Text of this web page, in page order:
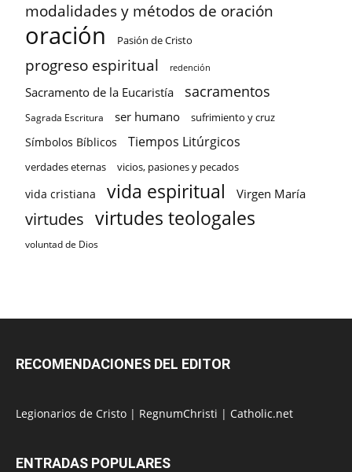
modalidades y métodos de oración
oración Pasión de Cristo
progreso espiritual redención
Sacramento de la Eucaristía sacramentos
Sagrada Escritura ser humano sufrimiento y cruz
Símbolos Bíblicos Tiempos Litúrgicos
verdades eternas vicios, pasiones y pecados
vida cristiana vida espiritual Virgen María
virtudes virtudes teologales
voluntad de Dios
RECOMENDACIONES DEL EDITOR
Legionarios de Cristo | RegnumChristi | Catholic.net
ENTRADAS POPULARES